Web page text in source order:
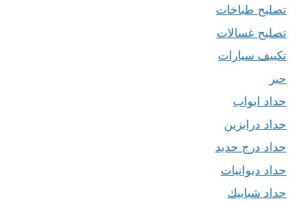
تصليح طباخات
تصليح غسالات
تكييف سيارات
حبر
حداد ابواب
حداد درابزين
حداد درج حديد
حداد ديوانيات
حداد شبابيك